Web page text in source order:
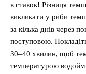
в ставок! Різниця
викликати у риби
за кілька днів через
поступовою.
30–40 хвилин, щоб
температурою